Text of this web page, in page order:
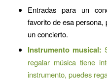
Entradas para un
favorito de esa
un concierto.
Instrumento musical:
regalar música tiene
instrumento, puedes